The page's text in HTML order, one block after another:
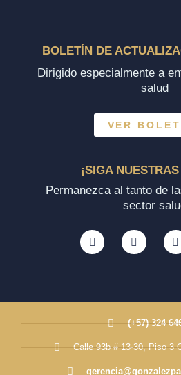
BOLETÍN DE
Dirigido especialmente a
salud
VER
¡SIGA
Permanezca al tanto de
sector
(+57) 324
Calle 93b # 13-30, Piso 3